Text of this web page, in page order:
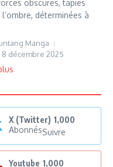
obscures, tapies
l’ombre, déterminées à
Manga
décembre 2025
X (Twitter) 1,000
AbonnésSuivre
Youtube 1,000